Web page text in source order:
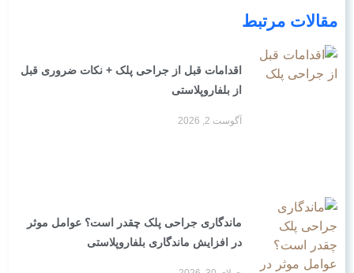
مقالات مرتبط
اقدامات قبل از جراحی پلک + نکات ضروری قبل
از بلفاروپلاستی
آگوست 2, 2026
ماندگاری جراحی پلک چقدر است؟ عوامل موثر
در افزایش ماندگاری بلفاروپلاستی